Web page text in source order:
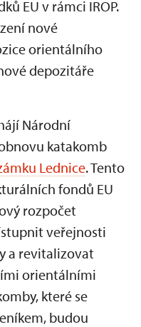
EU v rámci IROP.
nové
orientálního
depozitáře
Národní
katakomb
Lednice. Tento
fondů EU
rozpočet
veřejnosti
a revitalizovat
orientálními
které se
budou